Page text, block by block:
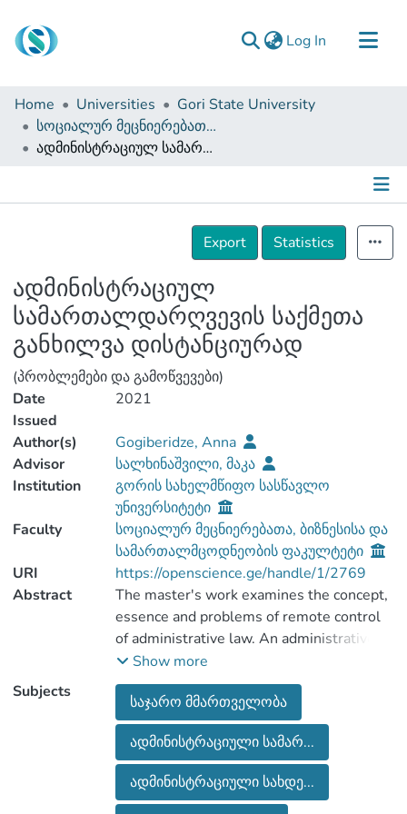
Log In (current)
Communities & Collections
Browse
Documentation
Home Universities
Gori State University
სოციალურ მეცნიერებათა, ბიზნესისა და სამართალმცოდნეობის ფაკულტეტი (სამაგისტრო ნაშრომები)
ადმინისტრაციულ სამართალდარღვევის საქმეთა განხილვა დისტანციურად
Details
Export
Statistics
ადმინისტრაციულ
სამართალდარღვევის საქმეთა
განხილვა დისტანციურად
(პრობლემები და გამოწვევები)
Date
Issued
2021
Author(s)
Gogiberidze, Anna
Advisor
სალხინაშვილი, მაკა
Institution
გორის სახელმწიფო სასწავლო
უნივერსიტეტი
Faculty
სოციალურ მეცნიერებათა, ბიზნესისა და
სამართალმცოდნეობის ფაკულტეტი
URI
https://openscience.ge/handle/1/2769
Abstract
The master's work examines the concept,
essence and problems of remote control
of administrative law. An administrative
offense is a rule of law provided by the
state, public order, the rights of citizens,
the Code of Administrative Offenses,
The article also discusses the stages of
proceedings in the case of an
Show more
Subjects
საჯარო მმართველობა
ადმინისტრაციული სამარ...
ადმინისტრაციული სახდე...